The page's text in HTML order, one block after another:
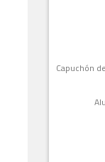
Capuchón